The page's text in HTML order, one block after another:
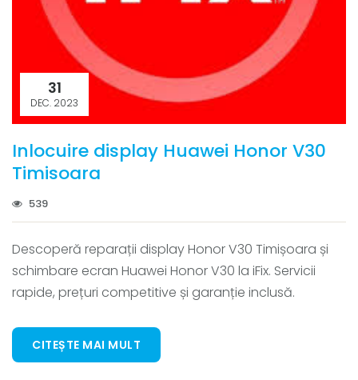
31
DEC. 2023
Inlocuire display Huawei Honor V30
Timisoara
539
Descoperă reparații display Honor V30 Timișoara și
schimbare ecran Huawei Honor V30 la iFix. Servicii
rapide, prețuri competitive și garanție inclusă.
CITEȘTE MAI MULT